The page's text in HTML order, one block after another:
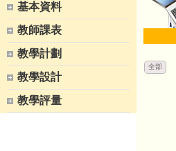
基本資料
教師課表
教學計劃
教學設計
教學評量
全部